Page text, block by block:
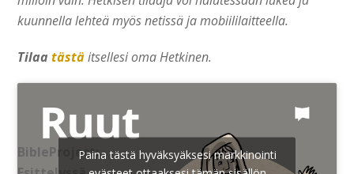
kuunnella lehteä myös netissä ja mobiililaitteella.
Tilaatästäitsellesi oma Hetkinen.
BibleProject:Paina tästä hyväksyäksesi markkinointi